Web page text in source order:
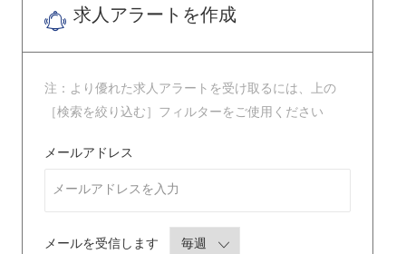
求人アラートを作成
注：より優れた求人アラートを受け取るには、上の
［検索を絞り込む］フィルターをご使用ください
メールアドレス
メールを受信します Required